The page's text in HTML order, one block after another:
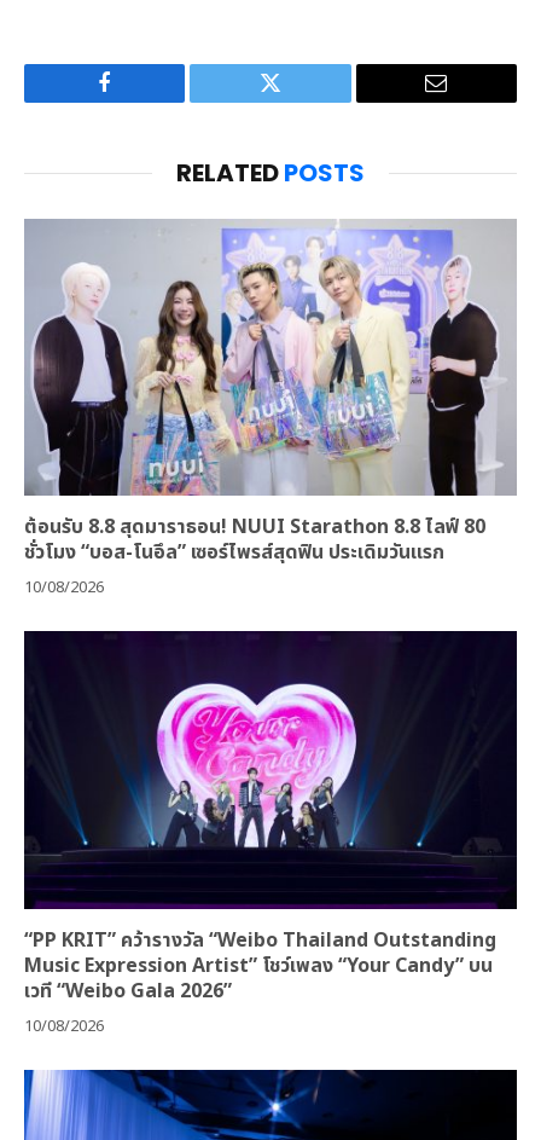
Facebook Twitter Email
RELATEDPOSTS
ต้อนรับ 8.8 สุดมาราธอน! NUUI Starathon 8.8 ไลฟ์ 80
ชั่วโมง “บอส-โนอึล” เซอร์ไพรส์สุดฟิน ประเดิมวันแรก
10/08/2026
“PP KRIT” คว้ารางวัล “Weibo Thailand Outstanding
Music Expression Artist” โชว์เพลง “Your Candy” บน
เวที “Weibo Gala 2026”
10/08/2026